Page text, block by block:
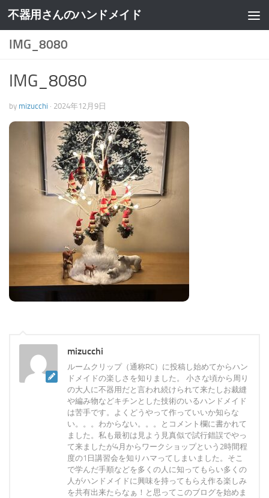
不器用さんのハンドメイド
IMG_8080
IMG_8080
by mizucchi · 2024年12月9日
mizucchi
ルームクリップ（通称RC）に投稿し始めてからハン
ドメイドの楽しさを知りました。 小さな頃から周り
の大人に不器用だと言われ続けられて来たしお裁縫
や編み物などキチンとした技術のいるハンドメイド
は苦手です。よくどうやって作っていいか知らな
い。。。わからない。。。とコメント欄に書かれて
ました。私も最初は見よう見真似で試行錯誤でやっ
て来ましたが4月からワークショップという2時間程
度の1日講習会を知りハマってしまいました。そこ
で学んだ手順などを多くの人に知ってもらい多くの
人がハンドメイドに興味を持ってもらえ作る楽しみ
を共有出来たらなぁ！と思ってこのブログを始めま